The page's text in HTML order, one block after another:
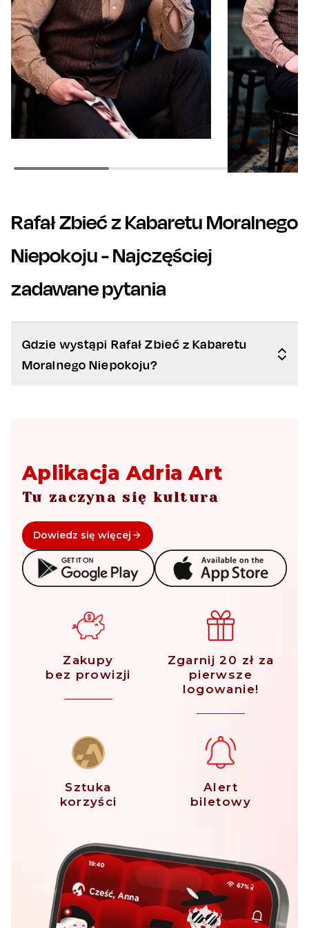
Rafał Zbieć z Kabaretu Moralnego
Niepokoju- Najczęściej
zadawane pytania
Gdzie wystąpi Rafał Zbieć z Kabaretu
Moralnego Niepokoju?
Aplikacja Adria Art
Tu zaczyna się kultura
Dowiedz się więcej
Zakupy
bez prowizji
Zgarnij 20 zł za
pierwsze
logowanie!
Sztuka
korzyści
Alert
biletowy